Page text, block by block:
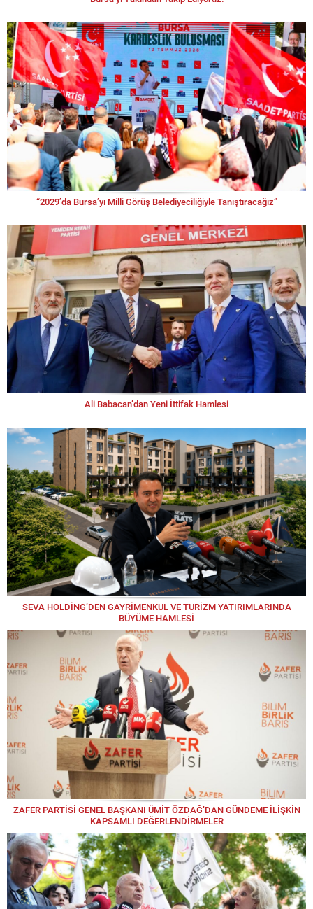
“2029’da Bursa’yı Milli Görüş Belediyeciliğiyle Tanıştıracağız”
Ali Babacan’dan Yeni İttifak Hamlesi
SEVA HOLDİNG’DEN GAYRİMENKUL VE TURİZM YATIRIMLARINDA
BÜYÜME HAMLESİ
ZAFER PARTİSİ GENEL BAŞKANI ÜMİT ÖZDAĞ’DAN GÜNDEME İLİŞKİN
KAPSAMLI DEĞERLENDİRMELER